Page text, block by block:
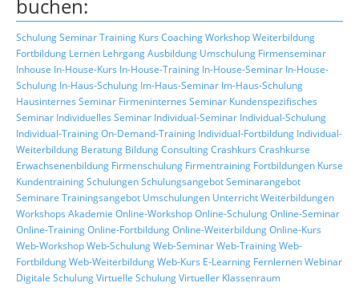
buchen:
SchulungSeminarTraining Kurs CoachingWorkshopWeiterbildung
Fortbildung Lernen LehrgangAusbildung Umschulung Firmenseminar
Inhouse In-House-Kurs In-House-Training In-House-Seminar In-House-
Schulung In-Haus-Schulung Im-Haus-Seminar Im-Haus-Schulung
Hausinternes Seminar Firmeninternes Seminar Kundenspezifisches
Seminar Individuelles Seminar Individual-Seminar Individual-Schulung
Individual-TrainingOn-Demand-Training Individual-Fortbildung Individual-
Weiterbildung Beratung BildungConsultingCrashkurs Crashkurse
Erwachsenenbildung Firmenschulung Firmentraining Fortbildungen Kurse
KundentrainingSchulungenSchulungsangebotSeminarangebot
Seminare Trainingsangebot Umschulungen UnterrichtWeiterbildungen
Workshops Akademie Online-WorkshopOnline-SchulungOnline-Seminar
Online-TrainingOnline-FortbildungOnline-WeiterbildungOnline-Kurs
Web-WorkshopWeb-SchulungWeb-SeminarWeb-TrainingWeb-
FortbildungWeb-WeiterbildungWeb-Kurs E-Learning FernlernenWebinar
Digitale SchulungVirtuelle SchulungVirtueller Klassenraum